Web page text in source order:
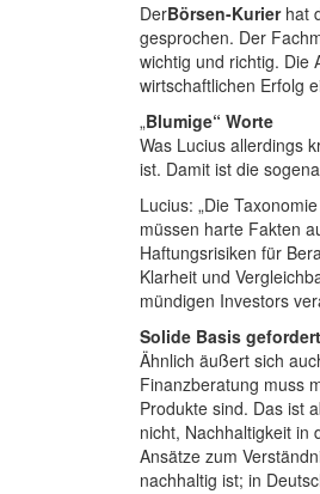
DerBörsen-Kurierhat
gesprochen. Der
wichtig und richtig. Die
wirtschaftlichen Erfolg
„Blumige“ Worte
Was Lucius allerdings
ist. Damit ist die
Lucius: „Die
müssen harte Fakten
Haftungsrisiken für
Klarheit und
mündigen Investors
Solide Basis gefordert
Ähnlich äußert sich
Finanzberatung muss
Produkte sind. Das ist
nicht, Nachhaltigkeit in
Ansätze zum
nachhaltig ist; in